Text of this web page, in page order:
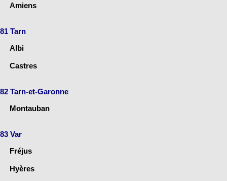
Amiens
81 Tarn
Albi
Castres
82 Tarn-et-Garonne
Montauban
83 Var
Fréjus
Hyères